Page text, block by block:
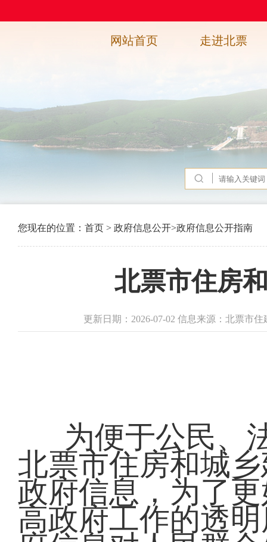
网站首页 走进北票
您现在的位置： 首页 > 政府信息公开>政府信息公开指南
北票市住房
更新日期：2026-07-02 信息来源：北票市
为便于公民、
北票市住房和城
政府信息，为了
高政府工作的透